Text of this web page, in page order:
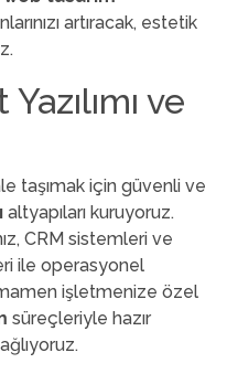
artıracak, estetik
ve
taşımak için güvenli ve
altyapıları kuruyoruz.
CRM sistemleri ve
ile operasyonel
işletmenize özel
süreçleriyle hazır